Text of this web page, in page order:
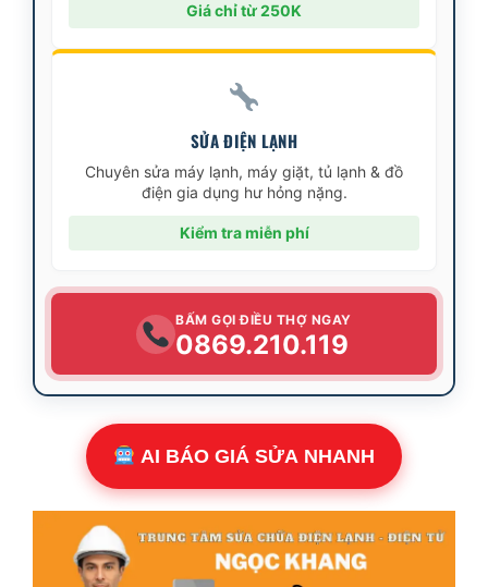
Giá chỉ từ 250K
SỬA ĐIỆN LẠNH
Chuyên sửa máy lạnh, máy giặt, tủ lạnh & đồ
điện gia dụng hư hỏng nặng.
Kiểm tra miễn phí
BẤM GỌI ĐIỀU THỢ NGAY
0869.210.119
AI BÁO GIÁ SỬA NHANH